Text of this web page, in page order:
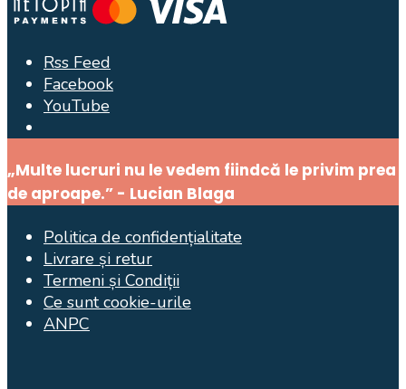
Rss Feed
Facebook
YouTube
Window
„Multe lucruri nu le vedem fiindcă le privim prea
de aproape.” - Lucian Blaga
Politica de confidențialitate
Livrare și retur
Termeni și Condiții
Ce sunt cookie-urile
ANPC